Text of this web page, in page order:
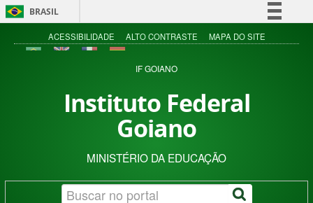
BRASIL
Simplifique!
Acesso à informação
ACESSIBILIDADE ALTO CONTRASTE MAPA DO SITE
IF GOIANO
Instituto Federal
Goiano
MINISTÉRIO DA EDUCAÇÃO